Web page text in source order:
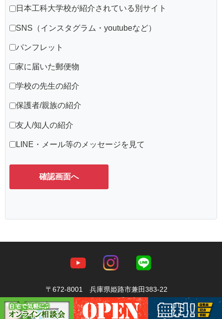
日本工科大学校が紹介されている別サイト
SNS（インスタグラム・youtubeなど）
パンフレット
家に届いた郵便物
学校の先生の紹介
保護者/親族の紹介
友人/知人の紹介
LINE・メール等のメッセージを見て
〒672-8001 兵庫県姫路市兼田383-22
TEL079-246-5888FAX079-246-5889